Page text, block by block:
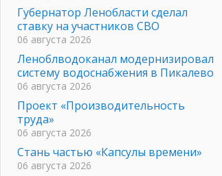
Губернатор Ленобласти сделал
ставку на участников СВО
06 августа 2026
Леноблводоканал модернизировал
систему водоснабжения в Пикалево
06 августа 2026
Проект «Производительность
труда»
06 августа 2026
Стань частью «Капсулы времени»
06 августа 2026